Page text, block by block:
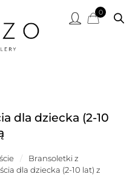
0
dla dziecka (2-10
/
Bransoletki z
dla dziecka (2-10 lat) z